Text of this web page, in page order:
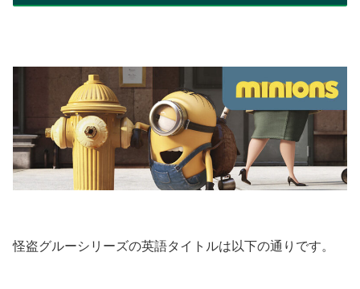
怪盗グルーシリーズの英語タイトルは以下の通りです。